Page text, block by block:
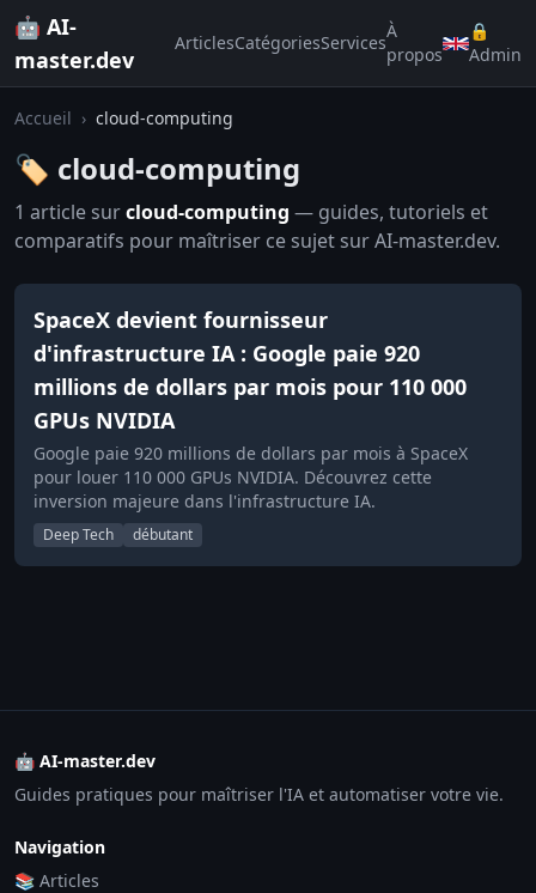
🤖 AI-
master.dev
ArticlesCatégoriesServices
À
propos
🔒
Admin
Accueil › cloud-computing
🏷️ cloud-computing
1 article surcloud-computing — guides, tutoriels et
comparatifs pour maîtriser ce sujet sur AI-master.dev.
SpaceX devient fournisseur
d'infrastructure IA : Google paie 920
millions de dollars par mois pour 110 000
GPUs NVIDIA
Google paie 920 millions de dollars par mois à SpaceX
pour louer 110 000 GPUs NVIDIA. Découvrez cette
inversion majeure dans l'infrastructure IA.
Deep Tech débutant
🤖 AI-master.dev
Guides pratiques pour maîtriser l'IA et automatiser votre vie.
Navigation
📚 Articles